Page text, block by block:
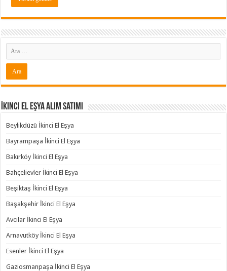
İkinci El Eşya Alım Satımı
Beylikdüzü İkinci El Eşya
Bayrampaşa İkinci El Eşya
Bakırköy İkinci El Eşya
Bahçelievler İkinci El Eşya
Beşiktaş İkinci El Eşya
Başakşehir İkinci El Eşya
Avcılar İkinci El Eşya
Arnavutköy İkinci El Eşya
Esenler İkinci El Eşya
Gaziosmanpaşa İkinci El Eşya